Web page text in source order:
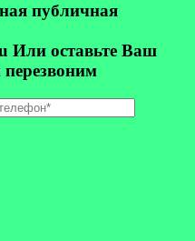
публичная
Или оставьте Ваш